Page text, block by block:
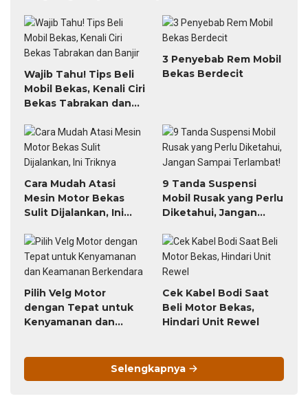
Wajib Tahu! Tips Beli
Mobil Bekas, Kenali Ciri
Bekas Tabrakan dan
3 Penyebab Rem Mobil
Bekas Berdecit
Cara Mudah Atasi
Mesin Motor Bekas
Sulit Dijalankan, Ini
9 Tanda Suspensi
Mobil Rusak yang Perlu
Diketahui, Jangan
Pilih Velg Motor
dengan Tepat untuk
Kenyamanan dan
Cek Kabel Bodi Saat
Beli Motor Bekas,
Hindari Unit Rewel
Selengkapnya